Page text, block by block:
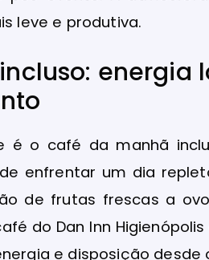
leve e produtiva.
energia
é o café da manhã
enfrentar um dia repleto
de frutas frescas a
do Dan Inn
e disposição desde